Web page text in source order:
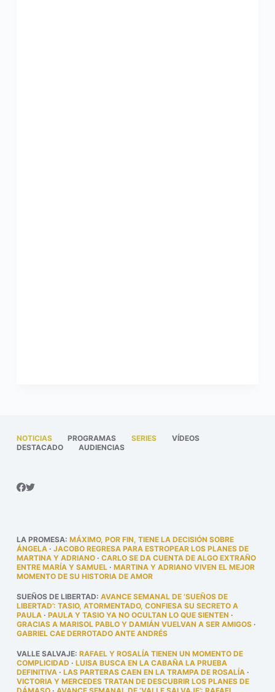
NOTICIAS PROGRAMAS SERIES
VÍDEOS
DESTACADO
AUDIENCIAS
LA PROMESA: MÁXIMO, POR FIN, TIENE LA DECISIÓN SOBRE
ÁNGELA· JACOBO REGRESA PARA ESTROPEAR LOS PLANES DE
MARTINA Y ADRIANO· CARLO SE DA CUENTA DE ALGO EXTRAÑO
ENTRE MARÍA Y SAMUEL· MARTINA Y ADRIANO VIVEN EL MEJOR
MOMENTO DE SU HISTORIA DE AMOR
SUEÑOS DE LIBERTAD: AVANCE SEMANAL DE ‘SUEÑOS DE
LIBERTAD’: TASIO, ATORMENTADO, CONFIESA SU SECRETO A
PAULA· PAULA Y TASIO YA NO OCULTAN LO QUE SIENTEN ·
GRACIAS A MARISOL PABLO Y DAMIÁN VUELVAN A SER AMIGOS·
GABRIEL CAE DERROTADO ANTE ANDRÉS
VALLE SALVAJE: RAFAEL Y ROSALÍA TIENEN UN MOMENTO DE
COMPLICIDAD · LUISA BUSCA EN LA CABAÑA LA PRUEBA
DEFINITIVA· LAS PARTERAS CAEN EN LA TRAMPA DE ROSALÍA·
VICTORIA Y MERCEDES TRATAN DE DESCUBRIR LOS PLANES DE